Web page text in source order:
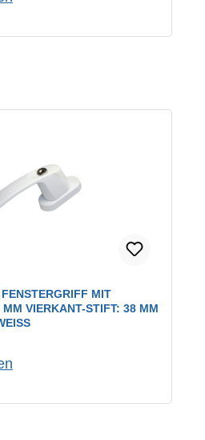
MIT D
VIERKANT-STIFT: 38 MM S